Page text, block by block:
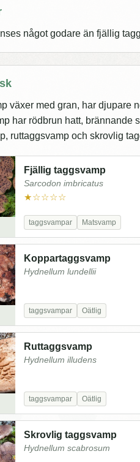
något godare än fjällig
växer med gran, har djupare
har rödbrun hatt, brännande
ruttaggsvamp och skrovlig
Fjällig taggsvamp
Sarcodon imbricatus
★☆☆☆☆
taggsvampar Matsvamp
Koppartaggsvamp
Hydnellum lundellii
taggsvampar Oätlig
Ruttaggsvamp
Hydnellum illudens
taggsvampar Oätlig
Skrovlig taggsvamp
Hydnellum scabrosum